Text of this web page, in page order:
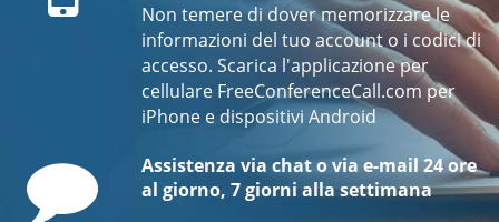
Non temere di dover memorizzare le
informazioni del tuo account o i codici di
accesso. Scarica l'applicazione per
cellulare FreeConferenceCall.com per
iPhone e dispositivi Android
Comment
Assistenza via chat o via e-mail 24 ore
al giorno, 7 giorni alla settimana